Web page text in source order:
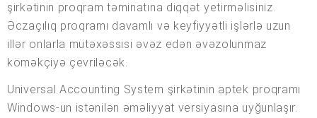
şirkətinin proqram təminatına diqqət yetirməlisiniz.
Əczaçılıq proqramı davamlı və keyfiyyətli işlərlə uzun
illər onlarla mütəxəssisi əvəz edən əvəzolunmaz
köməkçiyə çevriləcək.
Universal Accounting System şirkətinin aptek proqramı
Windows-un istənilən əməliyyat versiyasına uyğunlaşır.